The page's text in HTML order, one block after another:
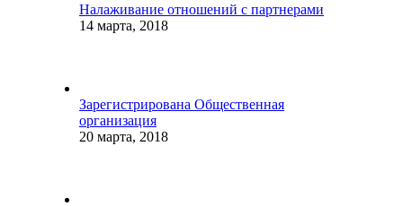
Налаживание отношений с партнерами
14 марта, 2018
Зарегистрирована Общественная
организация
20 марта, 2018